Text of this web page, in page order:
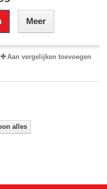
Meer
Aan vergelijken toevoegen
alles